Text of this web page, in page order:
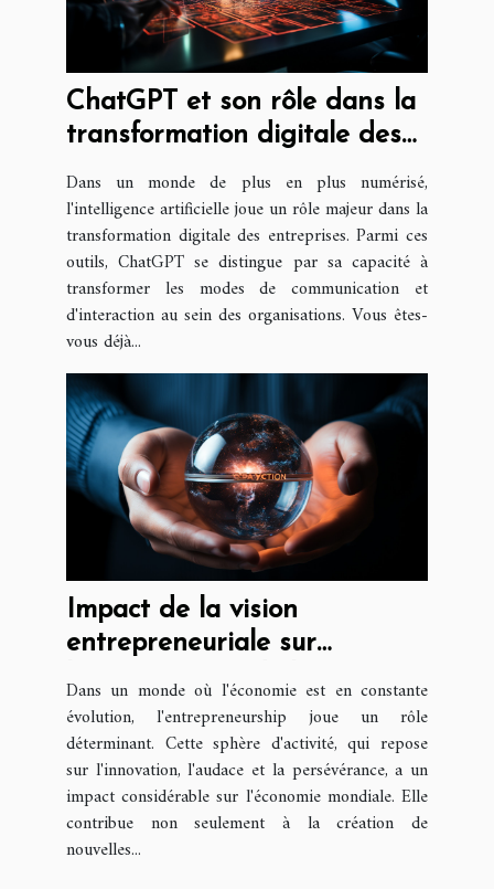
ChatGPT et son rôle dans la
transformation digitale des
entreprises
Dans un monde de plus en plus numérisé,
l'intelligence artificielle joue un rôle majeur dans la
transformation digitale des entreprises. Parmi ces
outils, ChatGPT se distingue par sa capacité à
transformer les modes de communication et
d'interaction au sein des organisations. Vous êtes-
vous déjà...
Impact de la vision
entrepreneuriale sur
l'économie mondiale
Dans un monde où l'économie est en constante
évolution, l'entrepreneurship joue un rôle
déterminant. Cette sphère d'activité, qui repose
sur l'innovation, l'audace et la persévérance, a un
impact considérable sur l'économie mondiale. Elle
contribue non seulement à la création de
nouvelles...